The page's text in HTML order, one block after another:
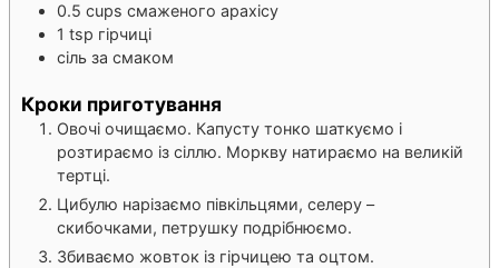
0.5 cups смаженого арахісу
1 tsp гірчиці
сіль за смаком
Кроки приготування
Овочі очищаємо. Капусту тонко шаткуємо і
розтираємо із сіллю. Моркву натираємо на великій
тертці.
Цибулю нарізаємо півкільцями, селеру –
скибочками, петрушку подрібнюємо.
Збиваємо жовток із гірчицею та оцтом.